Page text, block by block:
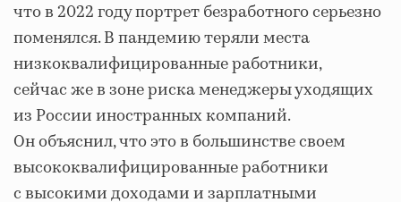
что в 2022 году портрет безработного серьезно
поменялся. В пандемию теряли места
низкоквалифицированные работники,
сейчас же в зоне риска менеджеры уходящих
из России иностранных компаний.
Он объяснил, что это в большинстве своем
высококвалифицированные работники
с высокими доходами и зарплатными